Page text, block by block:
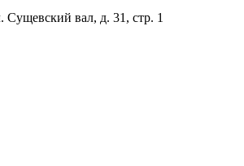
Сущевский вал, д. 31, стр. 1